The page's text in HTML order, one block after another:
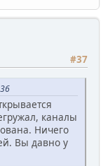
#37
каналы
Ничего
Вы давно у